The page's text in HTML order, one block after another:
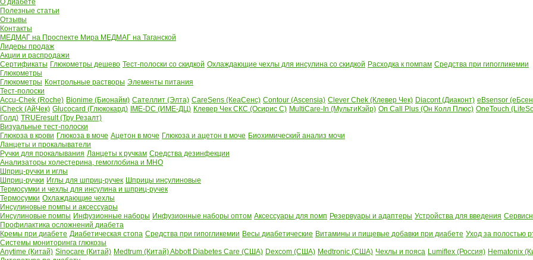
О диабете
Полезные статьи
Отзывы
Контакты
МЕДМАГ на Проспекте Мира МЕДМАГ на Таганской
Лидеры продаж
Акции и распродажи
Сертификаты Глюкометры дешево Тест-полоски со скидкой Охлаждающие чехлы для инсулина со скидкой Расходка к помпам Средства при гипогликемии
Глюкометры
Глюкометры Контрольные растворы Элементы питания
Тест-полоски
Accu-Chek (Roche) Bionime (Бионайм) Сателлит (Элта) CareSens (КеаСенс) Contour (Ascensia) Clever Chek (Клевер Чек) Diacont (Диаконт) eBsensor
iCheck (АйЧек) Glucocard (Глюкокард) IME-DC (ИМЕ-ДЦ) Клевер Чек СКС (Осирис С) MultiCare-In (МультиКэйр) On Call Plus (Он Колл Плюс) OneTouch
Голд) TRUEresult (Тру Резалт)
Визуальные тест-полоски
Глюкоза в крови Глюкоза в моче Ацетон в моче Глюкоза и ацетон в моче Биохимический анализ мочи
Ланцеты и прокалыватели
Ручки для прокалывания Ланцеты к ручкам Средства дезинфекции
Анализаторы холестерина, гемоглобина и МНО
Шприц-ручки и иглы
Шприц-ручки Иглы для шприц-ручек Шприцы инсулиновые
Термосумки и чехлы для инсулина и шприц-ручек
Термосумки Охлаждающие чехлы
Инсулиновые помпы и аксессуары
Инсулиновые помпы Инфузионные наборы Инфузионные наборы оптом Аксессуары для помп Резервуары и адаптеры Устройства для введения
Профилактика осложнений диабета
Кремы при диабете Диабетическая стопа Средства при гипогликемии Весы диабетические Витамины и пищевые добавки при диабете Уход за полостью
Системы мониторинга глюкозы
Anytime (Китай) Sinocare (Китай) Medtrum (Китай)Abbott Diabetes Care (США) Dexcom (США) Medtronic (США) Чехлы и пояса Lumiflex (Россия) Hematonix